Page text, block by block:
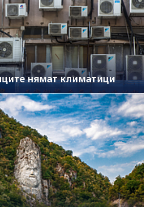
нямат климатици